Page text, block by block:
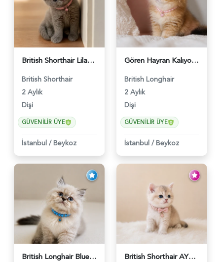
British Shorthair Lilac Dişi Tatlı Kızımız - 5236
British Shorthair
2 Aylık
Dişi
GÜVENILIR ÜYE
İstanbul / Beykoz
Gören Hayran Kalıyor! British Longhair Golden Dişi - 6345
British Longhair
2 Aylık
Dişi
GÜVENILIR ÜYE
İstanbul / Beykoz
British Longhair Blue Point Erkek Pofuduk Yavrumuz - 6348 British Shorthair AY12 Güzel Kızımız - 6349